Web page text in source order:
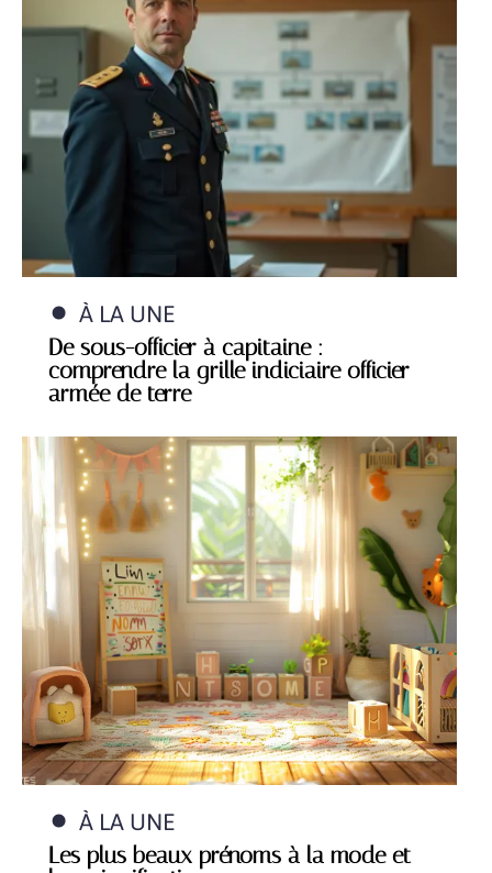
À LA UNE
De sous-officier à capitaine :
comprendre la grille indiciaire officier
armée de terre
À LA UNE
Les plus beaux prénoms à la mode et